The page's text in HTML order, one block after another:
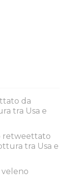
da
tra Usa e
retweettato
tra Usa e